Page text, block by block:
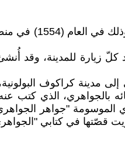
وبالعودة إلى تاريخ المقاهي فإن
سلوفانسكي دوم" للقاء الجواهري الكبير في العام 1969
الباروكي بالتصميم الحديث، وقد تردّد عليها مظفر النواب خلال زيارته
الموسومة "جواهر
وقد رويت قصّتها في كتابي